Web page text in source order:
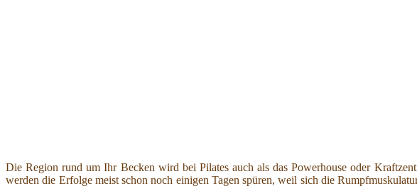
Die Region rund um Ihr Becken wird bei Pilates auch als das Powerhouse oder
werden die Erfolge meist schon noch einigen Tagen spüren, weil sich die